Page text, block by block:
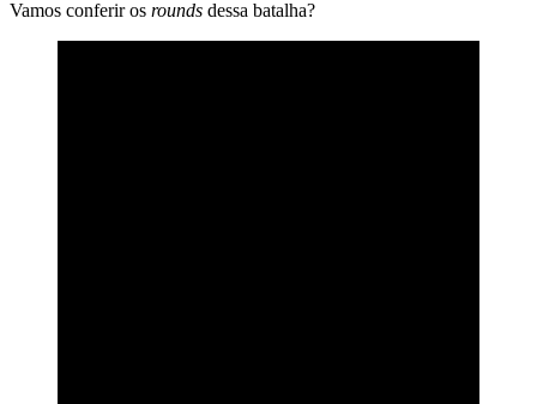
Vamos conferir os rounds dessa batalha?